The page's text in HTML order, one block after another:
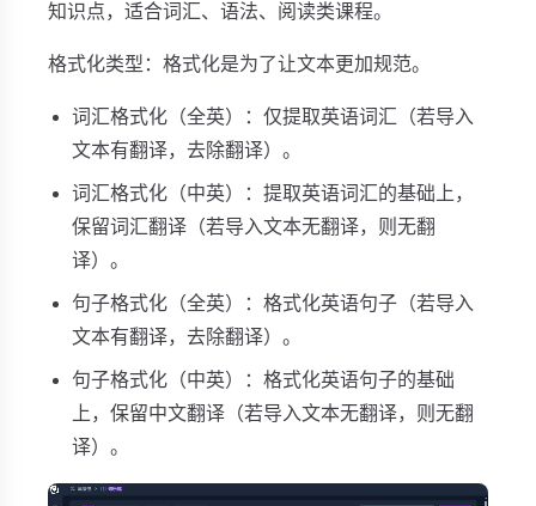
知识点，适合词汇、语法、阅读类课程。
格式化类型：格式化是为了让文本更加规范。
词汇格式化（全英）：仅提取英语词汇（若导入
文本有翻译，去除翻译）。
词汇格式化（中英）：提取英语词汇的基础上，
保留词汇翻译（若导入文本无翻译，则无翻
译）。
句子格式化（全英）：格式化英语句子（若导入
文本有翻译，去除翻译）。
句子格式化（中英）：格式化英语句子的基础
上，保留中文翻译（若导入文本无翻译，则无翻
译）。